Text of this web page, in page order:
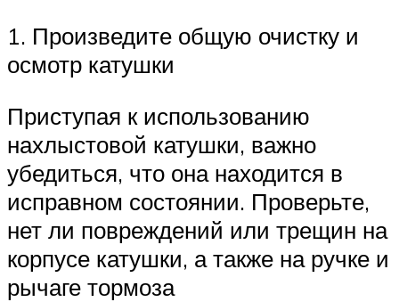
1. Произведите общую очистку и
осмотр катушки
Приступая к использованию
нахлыстовой катушки, важно
убедиться, что она находится в
исправном состоянии. Проверьте,
нет ли повреждений или трещин на
корпусе катушки, а также на ручке и
рычаге тормоза